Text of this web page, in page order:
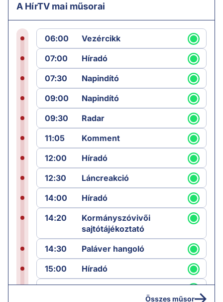
A HírTV mai műsorai
06:00
Vezércikk
07:00
Híradó
07:30
Napindító
09:00
Napindító
09:30
Radar
11:05
Komment
12:00
Híradó
12:30
Láncreakció
14:00
Híradó
14:20
Kormányszóvivői
sajtótájékoztató
14:30
Paláver hangoló
15:00
Híradó
15:30
Paláver
Összes műsor